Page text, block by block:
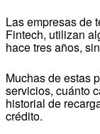
Las empresas de
Fintech, utilizan
hace tres años,
Muchas de estas
servicios, cuánto
historial de
crédito.